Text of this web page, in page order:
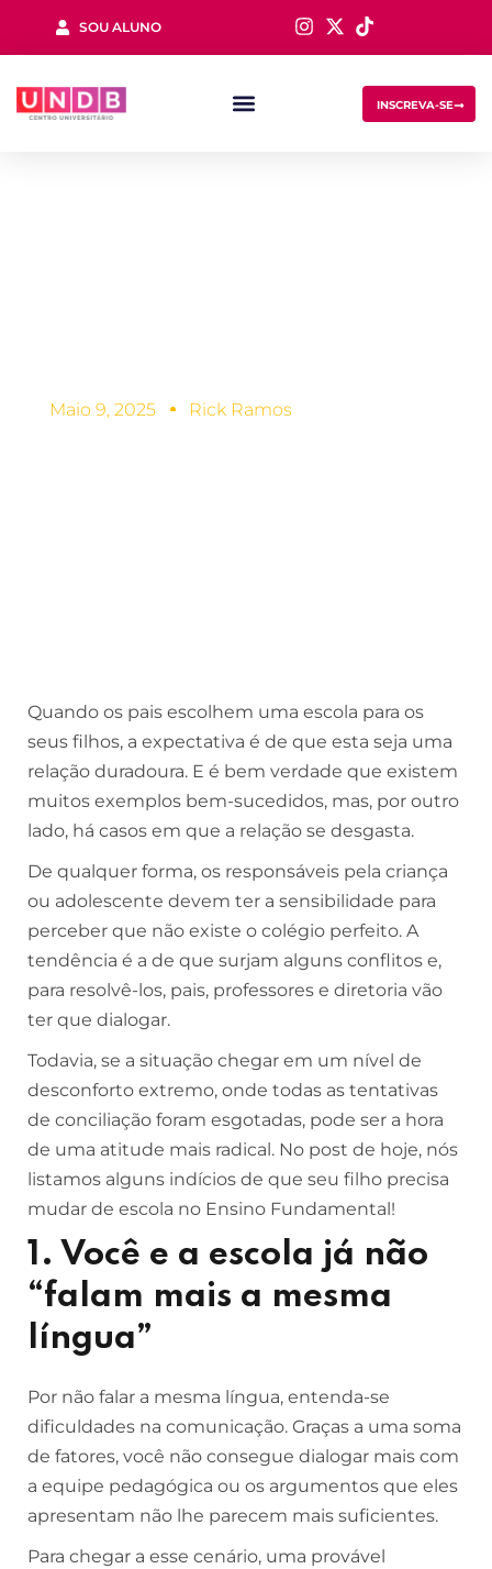
SOU ALUNO
INSCREVA-SE
Maio 9, 2025 Rick Ramos
Quando os pais escolhem uma escola para os
seus filhos, a expectativa é de que esta seja uma
relação duradoura. E é bem verdade que existem
muitos exemplos bem-sucedidos, mas, por outro
lado, há casos em que a relação se desgasta.
De qualquer forma, os responsáveis pela criança
ou adolescente devem ter a sensibilidade para
perceber que não existe o colégio perfeito. A
tendência é a de que surjam alguns conflitos e,
para resolvê-los, pais, professores e diretoria vão
ter que dialogar.
Todavia, se a situação chegar em um nível de
desconforto extremo, onde todas as tentativas
de conciliação foram esgotadas, pode ser a hora
de uma atitude mais radical. No post de hoje, nós
listamos alguns indícios de que seu filho precisa
mudar de escola no Ensino Fundamental!
1. Você e a escola já não
“falam mais a mesma
língua”
Por não falar a mesma língua, entenda-se
dificuldades na comunicação. Graças a uma soma
de fatores, você não consegue dialogar mais com
a equipe pedagógica ou os argumentos que eles
apresentam não lhe parecem mais suficientes.
Para chegar a esse cenário, uma provável